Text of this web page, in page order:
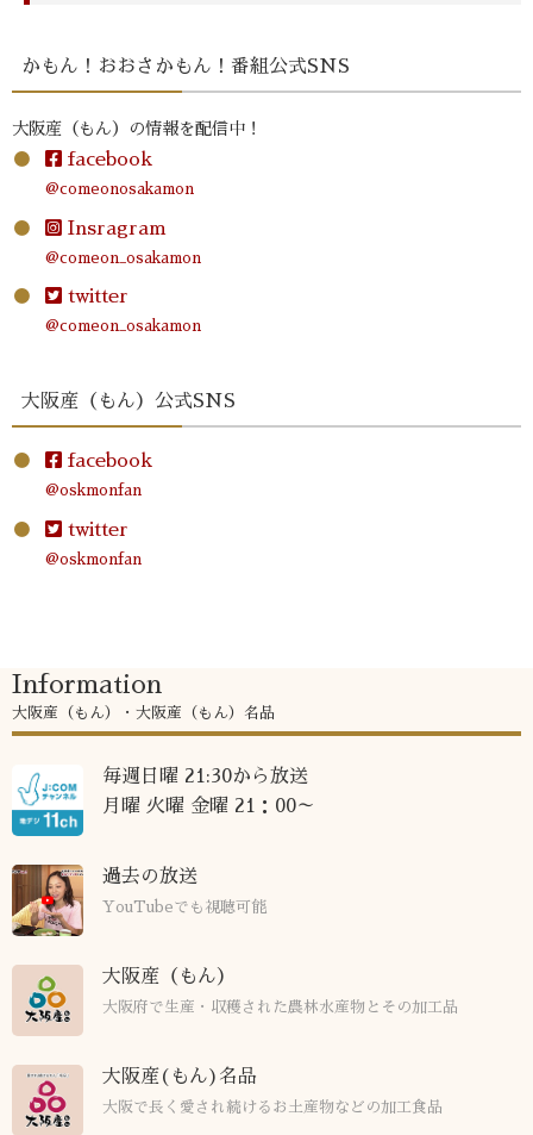
かもん！おおさかもん！番組公式SNS
大阪産（もん）の情報を配信中！
facebook
@comeonosakamon
Insragram
@comeon_osakamon
twitter
@comeon_osakamon
大阪産（もん）公式SNS
facebook
@oskmonfan
twitter
@oskmonfan
Information
大阪産（もん）・大阪産（もん）名品
毎週日曜 21:30から放送
月曜 火曜 金曜 21：00～
過去の放送
YouTubeでも視聴可能
大阪産（もん）
大阪府で生産・収穫された農林水産物とその加工品
大阪産(もん)名品
大阪で長く愛され続けるお土産物などの加工食品